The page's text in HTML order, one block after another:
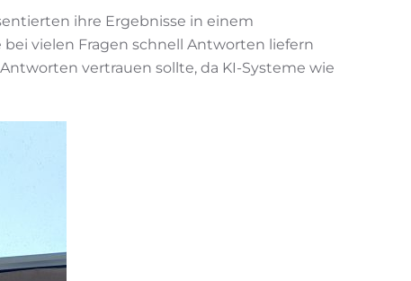
ihre Ergebnisse in einem
bei vielen Fragen schnell Antworten liefern
vertrauen sollte, da KI-Systeme wie